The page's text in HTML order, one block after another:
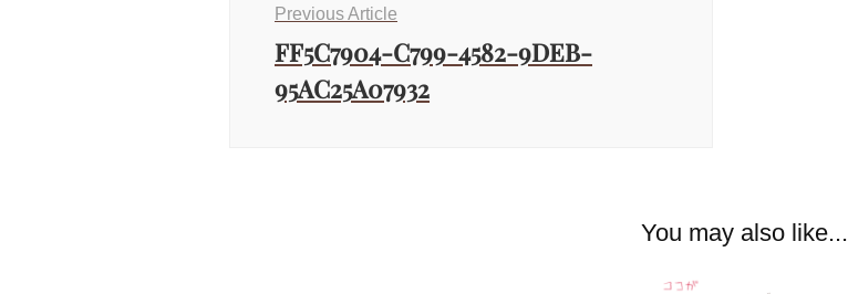
Previous Article
FF5C7904-C799-4582-9DEB-
95AC25A07932
You may also like...